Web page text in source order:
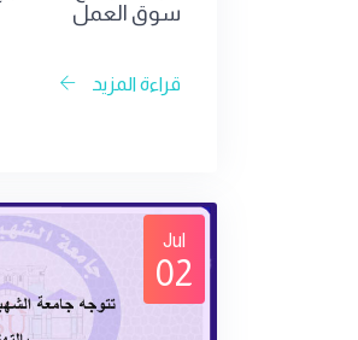
سوق العمل
قراءة المزيد
Jul
02